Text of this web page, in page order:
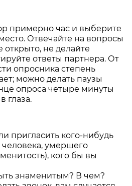
примерно час и выберите
Отвечайте на вопросы
открыто, не делайте
ответы партнера. От
опросника степень
можно делать паузы
опроса четыре минуты
глаза.
пригласить кого-нибудь
умершего
кого бы вы
знаменитым? В чем?